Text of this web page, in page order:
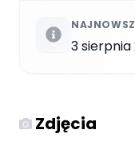
3 sierpnia
Zdjęcia